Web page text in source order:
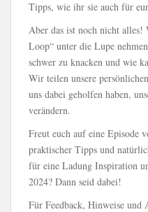
Tipps, wie ihr sie auch für
Aber das ist noch nicht alles!
Loop“ unter die Lupe
schwer zu knacken und wie
Wir teilen unsere
uns dabei geholfen haben,
verändern.
Freut euch auf eine Episode
praktischer Tipps und
für eine Ladung Inspiration
2024? Dann seid dabei!
Für Feedback, Hinweise und